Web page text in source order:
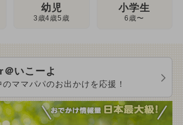
幼児
3歳4歳5歳
小学生
6歳〜
いこーよ
ママパパのお出かけを応援！